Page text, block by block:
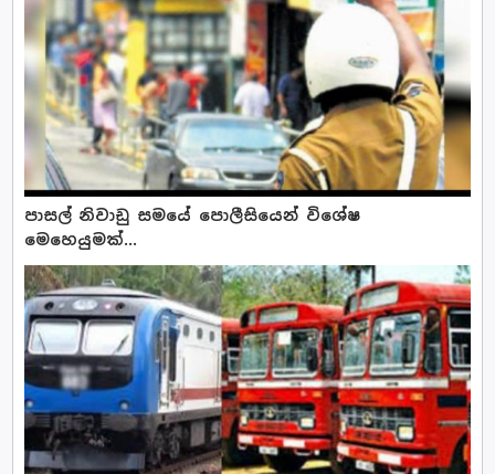
පාසල් නිවාඩු සමයේ පොලීසියෙන් විශේෂ
මෙහෙයුමක්...